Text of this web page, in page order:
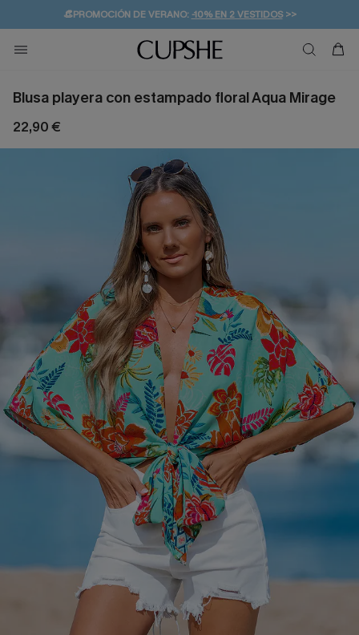
👒PROMOCIÓN DE VERANO:-10% EN 2 VESTIDOS>>
💌¡SUSCRIBIRSE & GANAR -10% EXTRA!
🚚ENVÍO GRATUITO A PARTIR DE 49 € >>
Blusa playera con estampado floral Aqua Mirage
22,90 €